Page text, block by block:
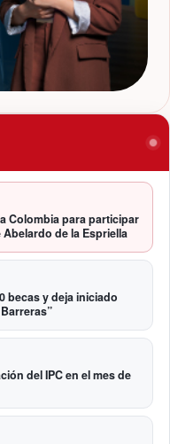
Colombia para participar
de la Espriella
becas y deja iniciado
del IPC en el mes de